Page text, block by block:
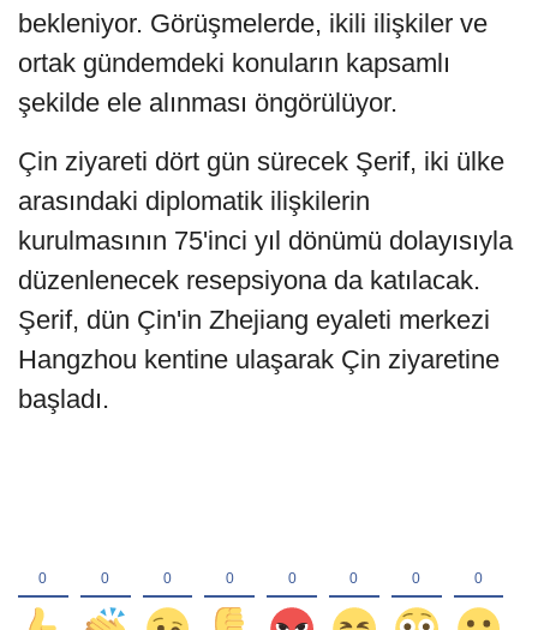
bekleniyor. Görüşmelerde, ikili ilişkiler ve
ortak gündemdeki konuların kapsamlı
şekilde ele alınması öngörülüyor.
Çin ziyareti dört gün sürecek Şerif, iki ülke
arasındaki diplomatik ilişkilerin
kurulmasının 75'inci yıl dönümü dolayısıyla
düzenlenecek resepsiyona da katılacak.
Şerif, dün Çin'in Zhejiang eyaleti merkezi
Hangzhou kentine ulaşarak Çin ziyaretine
başladı.